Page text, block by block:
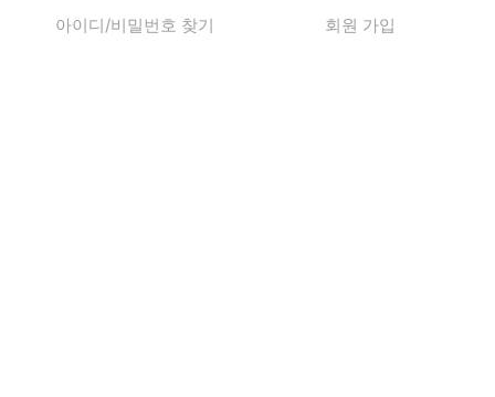
아이디/비밀번호 찾기 회원 가입